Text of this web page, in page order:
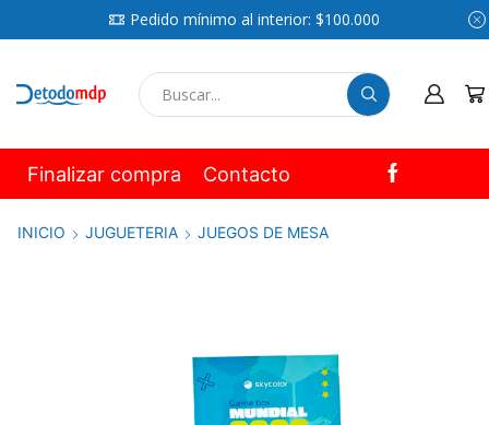
Pedido mínimo al interior: $100.000
Finalizar compra Contacto
INICIO JUGUETERIA JUEGOS DE MESA